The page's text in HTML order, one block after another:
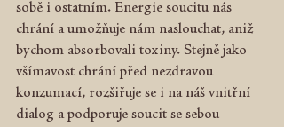
sobě i ostatním. Energie soucitu nás
chrání a umožňuje nám naslouchat, aniž
bychom absorbovali toxiny. Stejně jako
všímavost chrání před nezdravou
konzumací, rozšiřuje se i na náš vnitřní
dialog a podporuje soucit se sebou